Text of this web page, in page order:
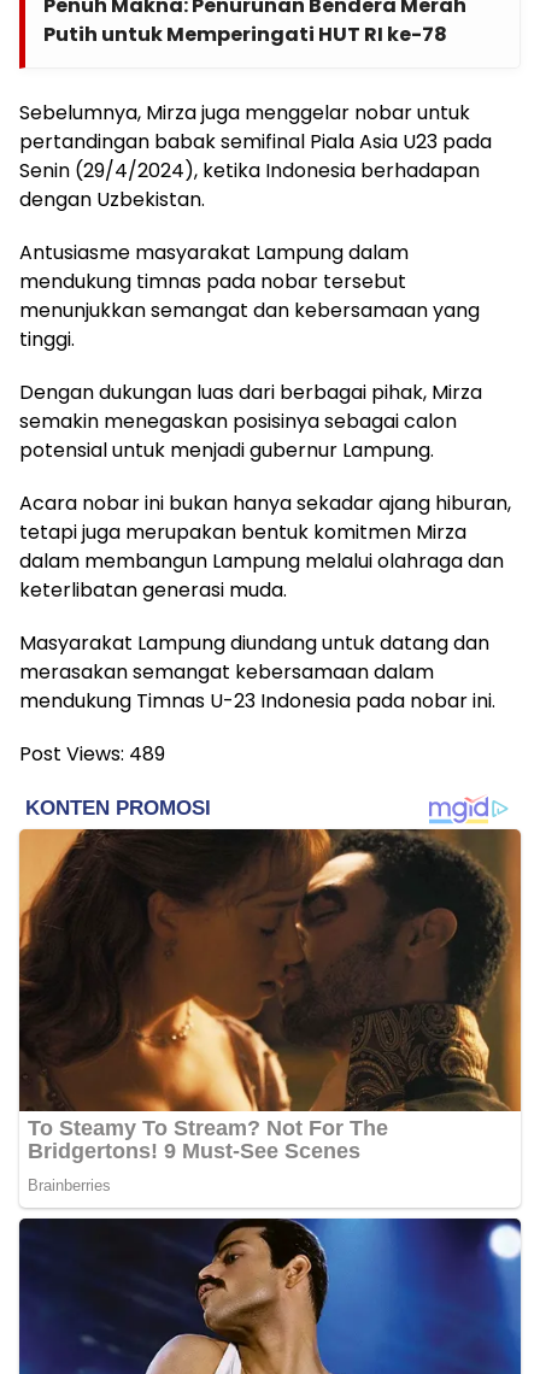
Putih untuk Memperingati HUT RI ke-78
Sebelumnya, Mirza juga menggelar nobar untuk
pertandingan babak semifinal Piala Asia U23 pada
Senin (29/4/2024), ketika Indonesia berhadapan
dengan Uzbekistan.
Antusiasme masyarakat Lampung dalam
mendukung timnas pada nobar tersebut
menunjukkan semangat dan kebersamaan yang
tinggi.
Dengan dukungan luas dari berbagai pihak, Mirza
semakin menegaskan posisinya sebagai calon
potensial untuk menjadi gubernur Lampung.
Acara nobar ini bukan hanya sekadar ajang hiburan,
tetapi juga merupakan bentuk komitmen Mirza
dalam membangun Lampung melalui olahraga dan
keterlibatan generasi muda.
Masyarakat Lampung diundang untuk datang dan
merasakan semangat kebersamaan dalam
mendukung Timnas U-23 Indonesia pada nobar ini.
Post Views: 489